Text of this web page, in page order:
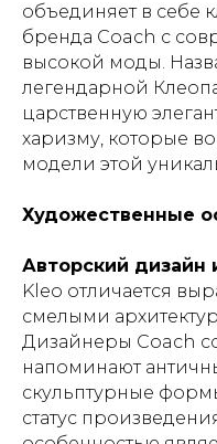
объединяет в себе
бренда Coach с
высокой моды.
легендарной
царственную
харизму, которые
модели этой
Художественные
Авторский дизайн
Kleo отличается
смелыми
Дизайнеры Coach
напоминают
скульптурные
статус